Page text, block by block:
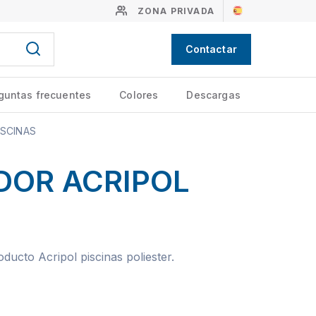
ZONA PRIVADA
Contactar
frecuentes Colores Descargas
ACRIPOL
Acripol piscinas poliester.